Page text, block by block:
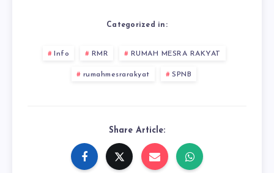
Categorized in:
Info RMR RUMAH MESRA RAKYAT
rumahmesrarakyat SPNB
Share Article: